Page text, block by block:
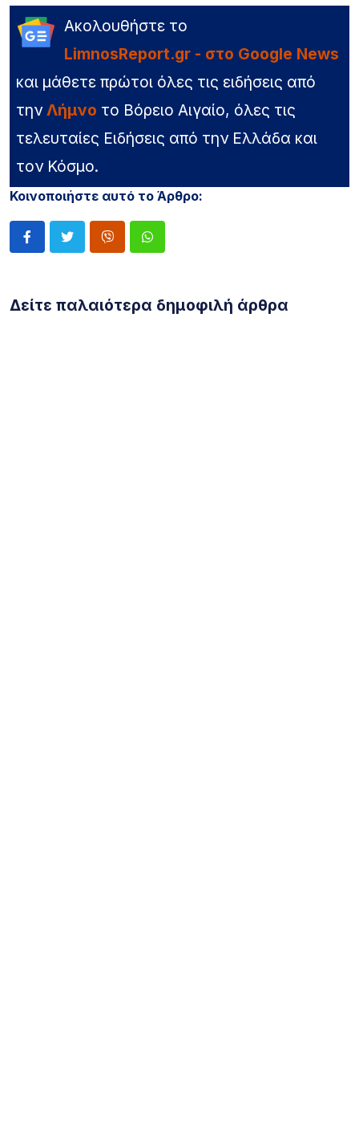
Ακολουθήστε το
LimnosReport.gr - στο Google News
και μάθετε πρώτοι όλες τις ειδήσεις από
την Λήμνο το Βόρειο Αιγαίο, όλες τις
τελευταίες Ειδήσεις από την Ελλάδα και
τον Κόσμο.
Κοινοποιήστε αυτό το Άρθρο:
Δείτε παλαιότερα δημοφιλή άρθρα